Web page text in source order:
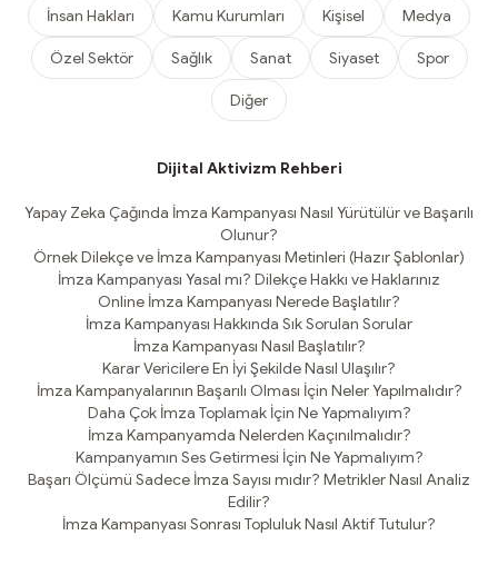
İnsan Hakları Kamu Kurumları Kişisel Medya
Özel Sektör Sağlık Sanat Siyaset Spor
Diğer
Dijital Aktivizm Rehberi
Yapay Zeka Çağında İmza Kampanyası Nasıl Yürütülür ve Başarılı
Olunur?
Örnek Dilekçe ve İmza Kampanyası Metinleri (Hazır Şablonlar)
İmza Kampanyası Yasal mı? Dilekçe Hakkı ve Haklarınız
Online İmza Kampanyası Nerede Başlatılır?
İmza Kampanyası Hakkında Sık Sorulan Sorular
İmza Kampanyası Nasıl Başlatılır?
Karar Vericilere En İyi Şekilde Nasıl Ulaşılır?
İmza Kampanyalarının Başarılı Olması İçin Neler Yapılmalıdır?
Daha Çok İmza Toplamak İçin Ne Yapmalıyım?
İmza Kampanyamda Nelerden Kaçınılmalıdır?
Kampanyamın Ses Getirmesi İçin Ne Yapmalıyım?
Başarı Ölçümü Sadece İmza Sayısı mıdır? Metrikler Nasıl Analiz
Edilir?
İmza Kampanyası Sonrası Topluluk Nasıl Aktif Tutulur?